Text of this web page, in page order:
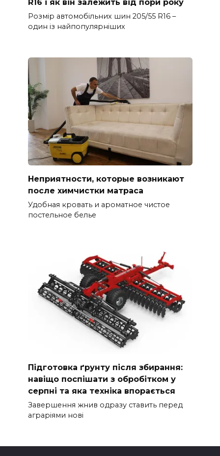
R16 і як він залежить від пори року
Розмір автомобільних шин 205/55 R16 –
один із найпопулярніших
Неприятности, которые возникают
после химчистки матраса
Удобная кровать и ароматное чистое
постельное белье
Підготовка ґрунту після збирання:
навіщо поспішати з обробітком у
серпні та яка техніка впорається
Завершення жнив одразу ставить перед
аграріями нові